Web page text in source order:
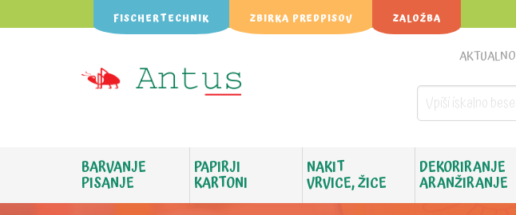
FISCHERTECHNIK ZBIRKA PREDPISOV ZALOŽBA
AKTUALNO
BARVANJE
PISANJE
PAPIRJI
KARTONI
NAKIT
VRVICE, ŽICE
DEKORIRANJE
ARANŽIRANJE